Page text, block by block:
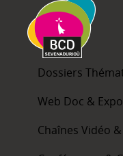
Dossiers
Web Doc & Expo
Chaînes Vidéo